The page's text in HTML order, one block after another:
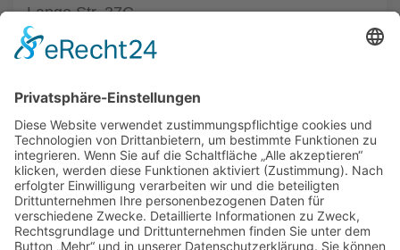
Lange Str. 37C
21614 Buxtehude
Tel.: +49 4161 9945833
ALLGEMEIN